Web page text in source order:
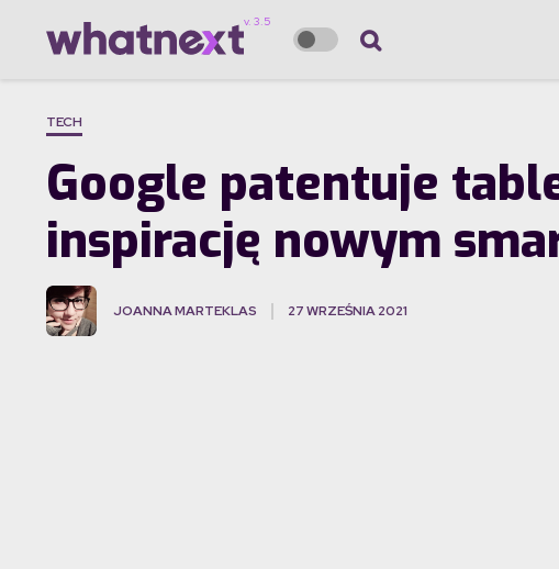
TECH
Google patentuje
inspirację nowym
JOANNA MARTEKLAS 27 WRZEŚNIA 2021